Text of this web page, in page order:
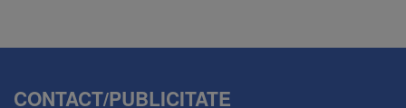
CONTACT/PUBLICITATE